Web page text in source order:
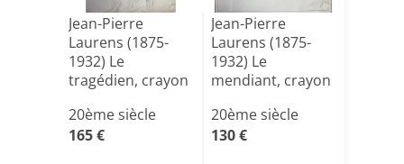
Jean-Pierre
Laurens (1875-
1932) Le
tragédien, crayon
20ème siècle
165 €
Jean-Pierre
Laurens (1875-
1932) Le
mendiant, crayon
20ème siècle
130 €